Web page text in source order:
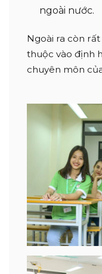
ngoài nước.
Ngoài ra còn
thuộc vào định
chuyên môn